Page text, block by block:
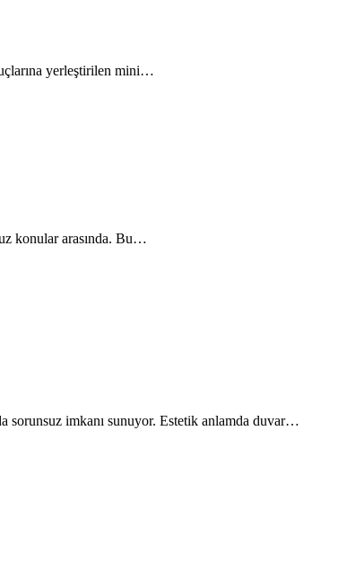
yerleştirilen mini…
konular arasında. Bu…
sorunsuz imkanı sunuyor. Estetik anlamda duvar…